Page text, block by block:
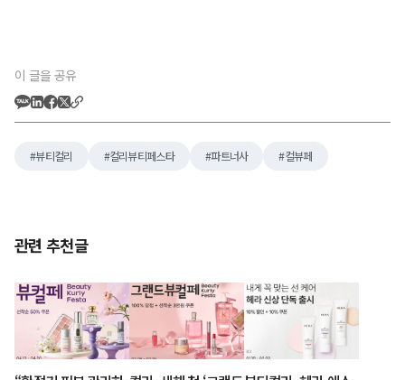
이 글을 공유
뷰티컬리 컬리뷰티페스타 파트너사 컬뷰페
관련 추천글